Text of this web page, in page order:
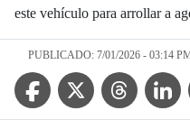
este vehículo para arrollar a
PUBLICADO: 7/01/2026 - 03:14
Facebook IconTwitter IconThreads Icon